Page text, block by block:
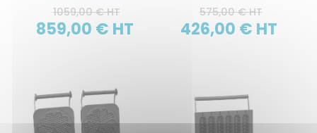
1059,00 € HT
859,00 € HT
575,00 € HT
426,00 € HT